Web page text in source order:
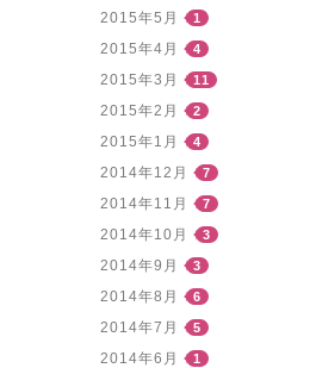
2015年5月 1
2015年4月 4
2015年3月 11
2015年2月 2
2015年1月 4
2014年12月 7
2014年11月 7
2014年10月 3
2014年9月 3
2014年8月 6
2014年7月 5
2014年6月 1